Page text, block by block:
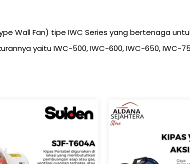
Wall Fan) tipe IWC Series yang bertenaga
yaitu IWC-500, IWC-600, IWC-650,